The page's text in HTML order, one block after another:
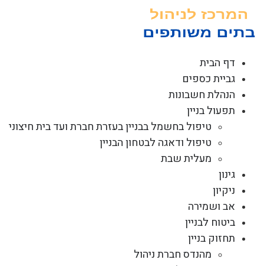
דף הבית
גביית כספים
הנהלת חשבונות
תפעול בניין
טיפול בחשמל בבניין בעזרת חברת ועד בית חיצוני
טיפול ודאגה לבטחון הבניין
מעלית שבת
גינון
ניקיון
אב ושמירה
ביטוח לבניין
תחזוק בניין
מהנדס חברת ניהול